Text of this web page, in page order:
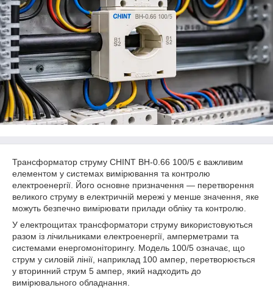
Трансформатор струму CHINT BH-0.66 100/5 є важливим
елементом у системах вимірювання та контролю
електроенергії. Його основне призначення — перетворення
великого струму в електричній мережі у менше значення, яке
можуть безпечно вимірювати прилади обліку та контролю.
У електрощитах трансформатори струму використовуються
разом із лічильниками електроенергії, амперметрами та
системами енергомоніторингу. Модель 100/5 означає, що
струм у силовій лінії, наприклад 100 ампер, перетворюється
у вторинний струм 5 ампер, який надходить до
вимірювального обладнання.